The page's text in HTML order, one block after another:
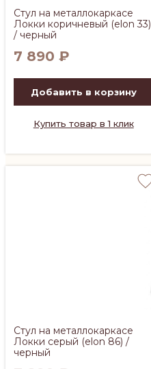
Стул на металлокаркасе
Локки коричневый (elon 33)
/ черный
7 890 ₽
Добавить в корзину
Купить товар в 1 клик
Стул на металлокаркасе
Локки серый (elon 86) /
черный